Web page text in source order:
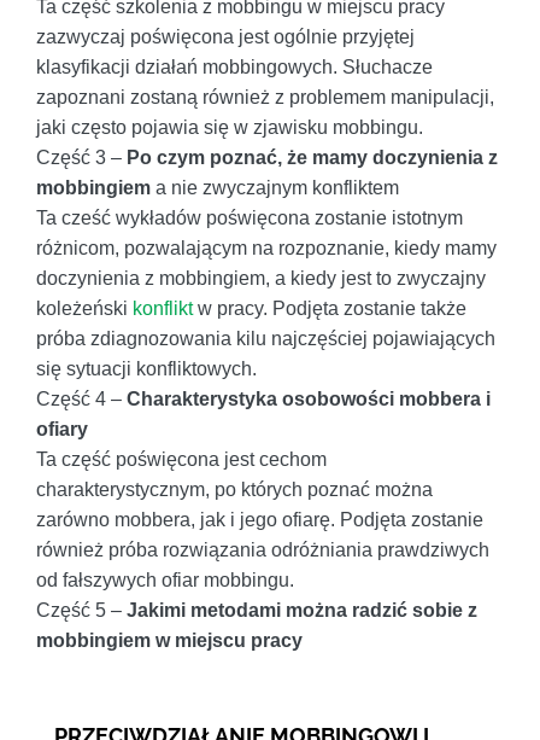
Ta część szkolenia z mobbingu w miejscu pracy
zazwyczaj poświęcona jest ogólnie przyjętej
klasyfikacji działań mobbingowych. Słuchacze
zapoznani zostaną również z problemem manipulacji,
jaki często pojawia się w zjawisku mobbingu.
Część 3 – Po czym poznać, że mamy doczynienia z
mobbingiem a nie zwyczajnym konfliktem
Ta cześć wykładów poświęcona zostanie istotnym
różnicom, pozwalającym na rozpoznanie, kiedy mamy
doczynienia z mobbingiem, a kiedy jest to zwyczajny
koleżeński konfliktw pracy. Podjęta zostanie także
próba zdiagnozowania kilu najczęściej pojawiających
się sytuacji konfliktowych.
Część 4 – Charakterystyka osobowości mobbera i
ofiary
Ta część poświęcona jest cechom
charakterystycznym, po których poznać można
zarówno mobbera, jak i jego ofiarę. Podjęta zostanie
również próba rozwiązania odróżniania prawdziwych
od fałszywych ofiar mobbingu.
Część 5 – Jakimi metodami można radzić sobie z
mobbingiem w miejscu pracy